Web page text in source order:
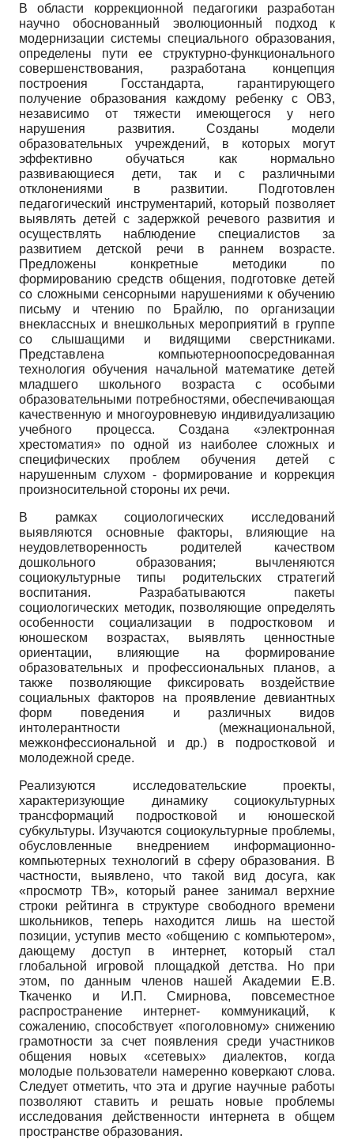
В области коррекционной педагогики разработан
научно обоснованный эволюционный подход к
модернизации системы специального образования,
определены пути ее структурно-функционального
совершенствования, разработана концепция
построения Госстандарта, гарантирующего
получение образования каждому ребенку с ОВЗ,
независимо от тяжести имеющегося у него
нарушения развития. Созданы модели
образовательных учреждений, в которых могут
эффективно обучаться как нормально
развивающиеся дети, так и с различными
отклонениями в развитии. Подготовлен
педагогический инструментарий, который позволяет
выявлять детей с задержкой речевого развития и
осуществлять наблюдение специалистов за
развитием детской речи в раннем возрасте.
Предложены конкретные методики по
формированию средств общения, подготовке детей
со сложными сенсорными нарушениями к обучению
письму и чтению по Брайлю, по организации
внеклассных и внешкольных мероприятий в группе
со слышащими и видящими сверстниками.
Представлена компьютерноо­посредованная
технология обучения начальной математике детей
младшего школьного возраста с особыми
образовательными потребностями, обеспечивающая
качественную и многоуровневую индивидуализацию
учебного процесса. Создана «электронная
хрестоматия» по одной из наиболее сложных и
специфических проблем обучения детей с
нарушенным слухом - формирование и коррекция
произносительной стороны их речи.
В рамках социологических исследований
выявляются основные факторы, влияющие на
неудовлетворенность родителей качеством
дошкольного образования; вычленяются
социокультурные типы родительских стратегий
воспитания. Разрабатываются пакеты
социологических методик, позволяющие определять
особенности социализации в подростковом и
юношеском возрастах, выявлять ценностные
ориентации, влияющие на формирование
образовательных и профессиональных планов, а
также позволяющие фиксировать воздействие
социальных факторов на проявление девиантных
форм поведения и различных видов
интолерантности (межнациональной,
межконфессиональной и др.) в подростковой и
молодежной среде.
Реализуются исследовательские проекты,
характеризующие динамику социокультурных
трансформаций подростковой и юношеской
субкультуры. Изучаются социокультурные проблемы,
обусловленные внедрением информационно-
компьютерных технологий в сферу образования. В
частности, выявлено, что такой вид досуга, как
«просмотр ТВ», который ранее занимал верхние
строки рейтинга в структуре свободного времени
школьников, теперь находится лишь на шестой
позиции, уступив место «общению с компьютером»,
дающему доступ в интернет, который стал
глобальной игровой площадкой детства. Но при
этом, по данным членов нашей Академии Е.В.
Ткаченко и И.П. Смирно­ва, повсеместное
распространение интернет- коммуникаций, к
сожалению, способствует «поголовному» снижению
грамотности за счет появления среди участников
общения новых «сетевых» диалектов, когда
молодые пользователи намеренно коверкают слова.
Следует отметить, что эта и другие научные работы
позволяют ставить и решать новые проблемы
исследования действенности интернета в общем
пространстве образования.